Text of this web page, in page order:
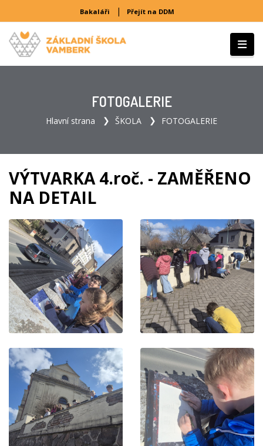
Bakaláři | Přejít na DDM
FOTOGALERIE
Hlavní strana ŠKOLA FOTOGALERIE
VÝTVARKA 4.roč. - ZAMĚŘENO
NA DETAIL